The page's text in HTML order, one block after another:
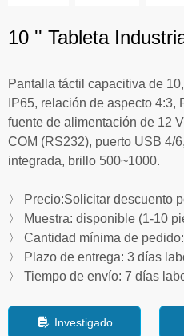
10 '' Tableta
Pantalla táctil capacitiva de
IP65, relación de aspecto
fuente de alimentación de 12
COM (RS232), puerto USB 4/
integrada, brillo 500~1000.
〉 Precio:Solicitar descuento
〉 Muestra: disponible (1-10
〉 Cantidad mínima de
〉 Plazo de entrega: 3 días
〉 Tiempo de envío: 7 días
넖 Investigado